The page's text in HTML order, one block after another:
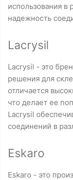
использования в
надежность
Lacrysil
Lacrysil - это
решения для
отличается
что делает ее
Lacrysil
соединений в
Eskaro
Eskaro - это